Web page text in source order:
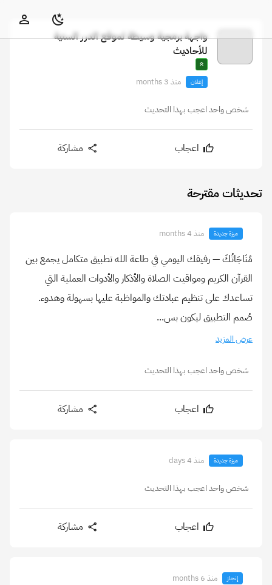
واجهة برمجية وسيطة لموقع الدرر السنية
للأحاديث
إعلان منذ 3 months
شخص واحد اعجب بهذا التحديث
اعجاب مشاركة
تحديثات مقترحة
ميزة جديدة منذ 4 months
مُنَاجَاتُكَ — رفيقك اليومي في طاعة الله تطبيق متكامل يجمع بين
القرآن الكريم ومواقيت الصلاة والأذكار والأدوات العملية التي
تساعدك على تنظيم عبادتك والمواظبة عليها بسهولة وهدوء.
صُمم التطبيق ليكون بس...
عرض المزيد
شخص واحد اعجب بهذا التحديث
اعجاب مشاركة
ميزة جديدة منذ 4 days
شخص واحد اعجب بهذا التحديث
اعجاب مشاركة
إنجاز منذ 6 months